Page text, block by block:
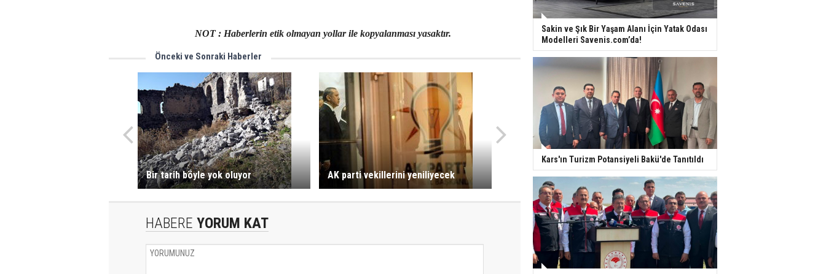
NOT : Haberlerin etik olmayan yollar ile kopyalanması yasaktır.
Önceki ve Sonraki Haberler
Bir tarih böyle yok oluyor AK parti vekillerini yeniliyecek
HABERE YORUM KAT
Sakin ve Şık Bir Yaşam Alanı İçin Yatak Odası
Modelleri Savenis.com’da!
Kars'ın Turizm Potansiyeli Bakü'de Tanıtıldı